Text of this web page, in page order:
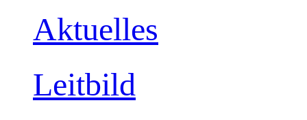
Aktuelles
Leitbild